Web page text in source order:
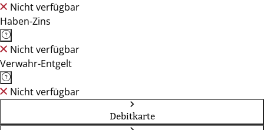
Nicht verfügbar
Haben-Zins
Nicht verfügbar
Verwahr-Entgelt
Nicht verfügbar
Debitkarte